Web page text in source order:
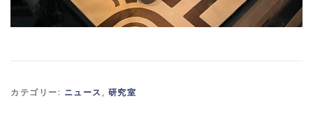
カテゴリー: ニュース , 研究室